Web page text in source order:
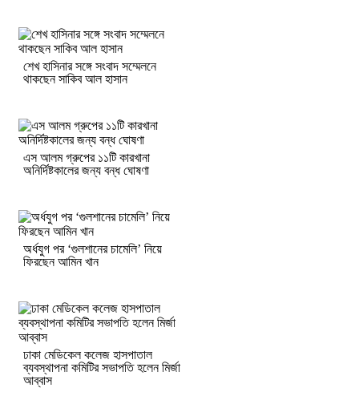
শেখ হাসিনার সঙ্গে সংবাদ সম্মেলনে
থাকছেন সাকিব আল হাসান
এস আলম গ্রুপের ১১টি কারখানা
অনির্দিষ্টকালের জন্য বন্ধ ঘোষণা
অর্ধযুগ পর ‘গুলশানের চামেলি’ নিয়ে
ফিরছেন আমিন খান
ঢাকা মেডিকেল কলেজ হাসপাতাল
ব্যবস্থাপনা কমিটির সভাপতি হলেন মির্জা
আব্বাস